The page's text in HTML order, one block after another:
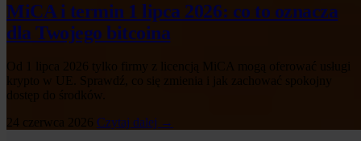
MiCA i termin 1 lipca 2026: co to oznacza
dla Twojego bitcoina
Od 1 lipca 2026 tylko firmy z licencją MiCA mogą oferować usługi
krypto w UE. Sprawdź, co się zmienia i jak zachować spokojny
dostęp do środków.
24 czerwca 2026 Czytaj dalej →